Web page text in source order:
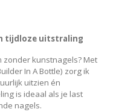
tijdloze uitstraling
kunstnagels? Met
In A Bottle) zorg ik
uitzien én
is ideaal als je last
nagels.